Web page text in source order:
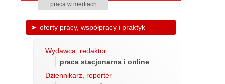
praca w mediach
oferty pracy, współpracy i praktyk
Wydawca, redaktor
praca stacjonarna i online
Dziennikarz, reporter